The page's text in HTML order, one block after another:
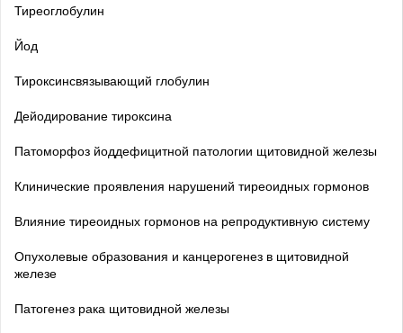
Тиреоглобулин
Йод
Тироксинсвязывающий глобулин
Дейодирование тироксина
Патоморфоз йоддефицитной патологии щитовидной железы
Клинические проявления нарушений тиреоидных гормонов
Влияние тиреоидных гормонов на репродуктивную систему
Опухолевые образования и канцерогенез в щитовидной
железе
Патогенез рака щитовидной железы